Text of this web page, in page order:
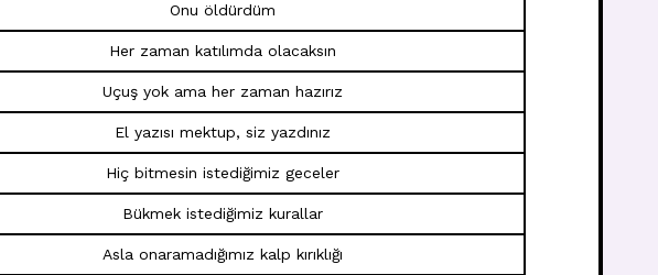
Onu öldürdüm
Her zaman katılımda olacaksın
Uçuş yok ama her zaman hazırız
El yazısı mektup, siz yazdınız
Hiç bitmesin istediğimiz geceler
Bükmek istediğimiz kurallar
Asla onaramadığımız kalp kırıklığı